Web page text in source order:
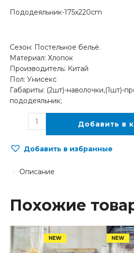
Пододеяльник-175x220cm
Сезон: Постельное бельё.
Материал: Хлопок
Производитель: Китай
Пол: Унисекс
Габариты: (2шт)-наволочки,(1шт)-
пододеяльник;
Добавить в
Добавить в избранные
Описание
Похожие